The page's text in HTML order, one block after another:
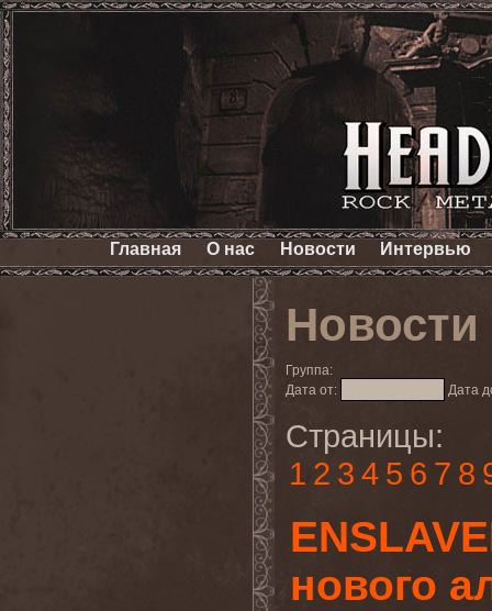
Главная О нас Новости Интервью
Новости
Группа:
Дата от:
Дата
Страницы:
1 2 3 4 5 6 7 8
нового